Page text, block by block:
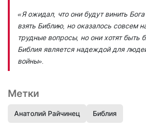
«Я ожидал, что они будут винить Бога
взять Библию, но оказалось совсем
трудные вопросы, но они хотят быть
Библия является надеждой для
войны».
Метки
Анатолий Райчинец Библия